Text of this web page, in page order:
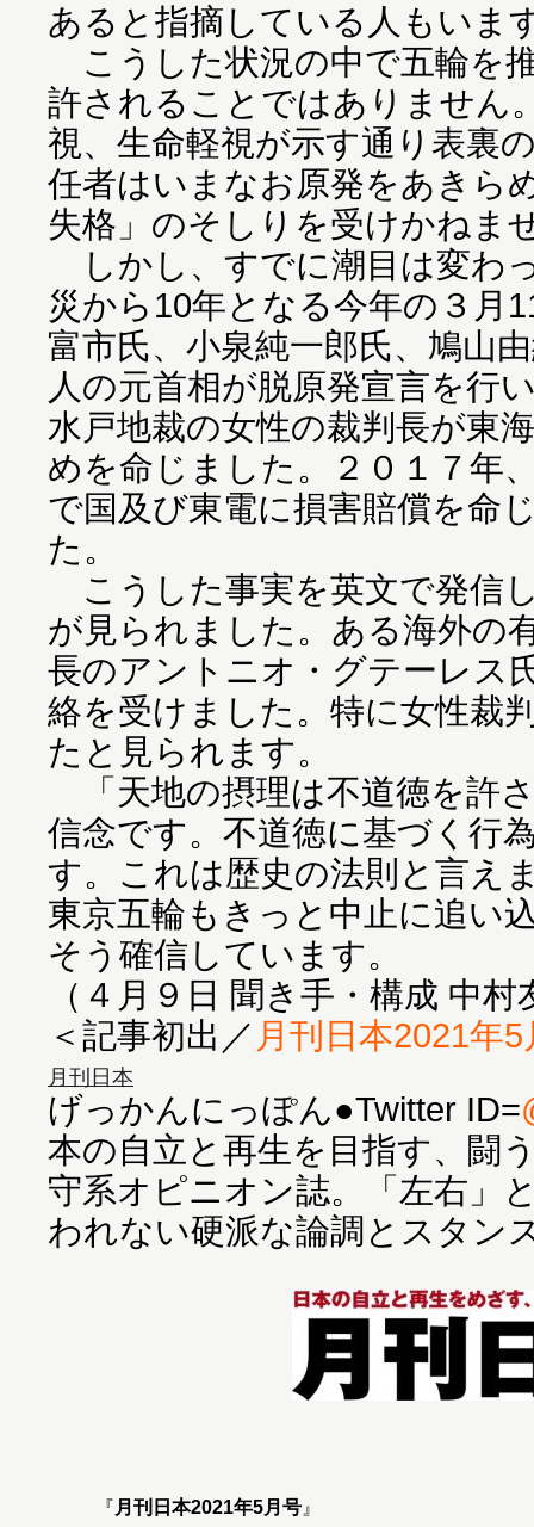
あると指摘している人もいま
こうした状況の中で五輪を
許されることではありません
視、生命軽視が示す通り表裏
任者はいまなお原発をあきら
失格」のそしりを受けかねま
しかし、すでに潮目は変わ
災から10年となる今年の３月
富市氏、小泉純一郎氏、鳩山
人の元首相が脱原発宣言を行
水戸地裁の女性の裁判長が東
めを命じました。２０１７年
で国及び東電に損害賠償を命
た。
こうした事実を英文で発信
が見られました。ある海外の
長のアントニオ・グテーレス
絡を受けました。特に女性裁
たと見られます。
「天地の摂理は不道徳を許
信念です。不道徳に基づく行
す。これは歴史の法則と言え
東京五輪もきっと中止に追い
そう確信しています。
（４月９日 聞き手・構成 中村
＜記事初出／ 月刊日本2021年5
月刊日本
げっかんにっぽん●Twitter ID=
本の自立と再生を目指す、闘
守系オピニオン誌。「左右」
われない硬派な論調とスタン
『 月刊日本2021年5月号 』